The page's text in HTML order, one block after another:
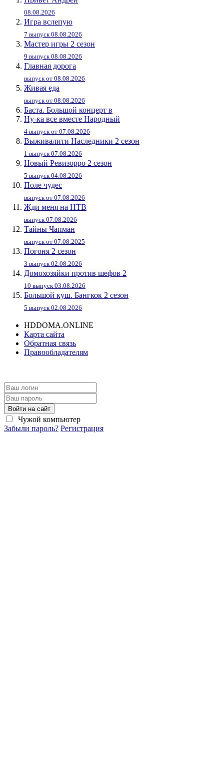
08.08.2026
Игра вслепую
7 выпуск 08.08.2026
Мастер игры 2 сезон
9 выпуск 08.08.2026
Главная дорога
выпуск от 08.08.2026
Живaя eдa
выпуск от 08.08.2026
Баста. Большой концерт в
Ну-ка все вместе Народный
4 выпуск от 07.08.2026
Выживалити Наследники 2 сезон
1 выпуск 07.08.2026
Новый Ревизорро 2 сезон
5 выпуск 04.08.2026
Поле чудес
выпуск от 07.08.2026
Жди меня на НТВ
выпуск 07.08.2026
Тайны Чапман
выпуск от 07.08.2025
Погоня 2 сезон
3 выпуск 02.08.2026
Домохозяйки против шефов 2
10 выпуск 03.08.2026
Большой куш. Бангкок 2 сезон
5 выпуск 02.08.2026
HDDOMA.ONLINE
Карта сайта
Обратная связь
Правообладателям
Войти на сайт
Чужой компьютер
Забыли пароль? Регистрация